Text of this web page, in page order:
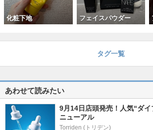
化粧下地 フェイスパウダー
タグ一覧
あわせて読みたい
9月14日店頭発売！人気“ダイ
ニューアル